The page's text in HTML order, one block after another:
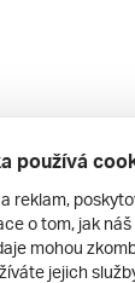
používá
reklam,
o tom, jak
mohou
jejich